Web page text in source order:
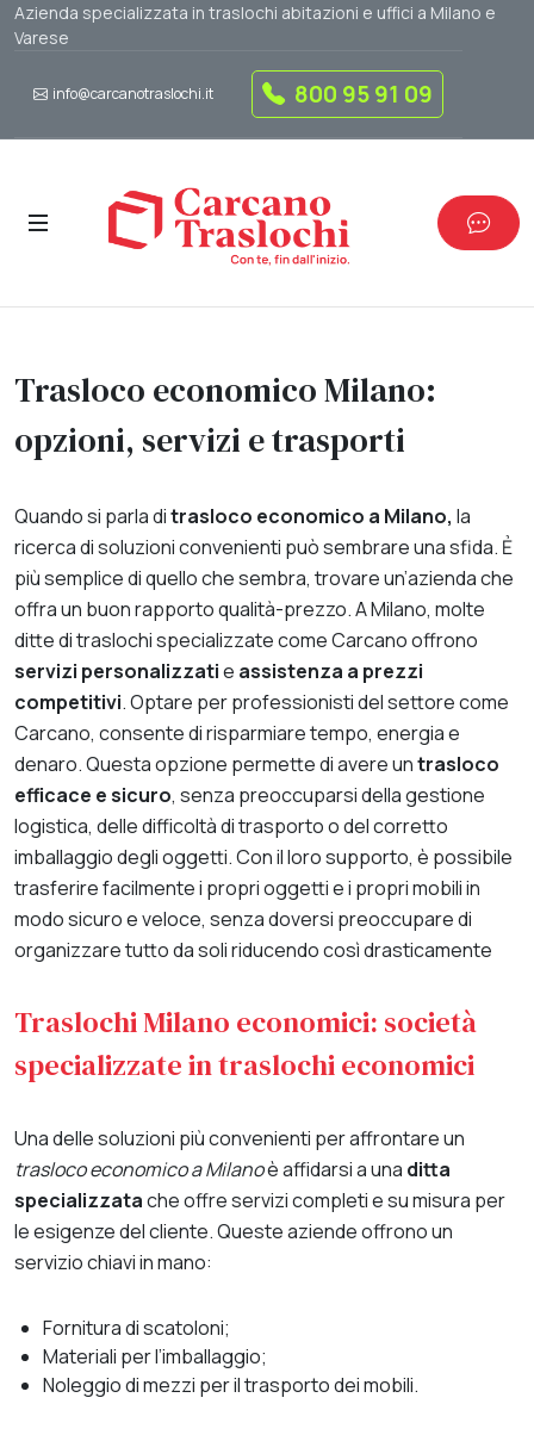
Azienda specializzata in traslochi abitazioni e uffici a Milano e
Varese
info@carcanotraslochi.it 800 95 91 09
Trasloco economico Milano:
opzioni, servizi e trasporti
Quando si parla ditrasloco economico a Milano, la
ricerca di soluzioni convenienti può sembrare una sfida. Ẻ
più semplice di quello che sembra, trovare un’azienda che
offra un buon rapporto qualità-prezzo. A Milano, molte
ditte di traslochi specializzate come Carcano offrono
servizi personalizzatie assistenza a prezzi
competitivi. Optare per professionisti del settore come
Carcano, consente di risparmiare tempo, energia e
denaro. Questa opzione permette di avere untrasloco
efficace e sicuro, senza preoccuparsi della gestione
logistica, delle difficoltà di trasporto o del corretto
imballaggio degli oggetti.Con il loro supporto, è possibile
trasferire facilmente i propri oggetti e i propri mobili in
modo sicuro e veloce, senza doversi preoccupare di
organizzare tutto da soli riducendo così drasticamente
Traslochi Milano economici: società
specializzate in traslochi economici
Una delle soluzioni più convenienti per affrontare un
trasloco economico a Milanoè affidarsi a una ditta
specializzatache offre servizi completi e su misura per
le esigenze del cliente. Queste aziende offrono un
servizio chiavi in mano:
Fornitura di scatoloni;
Materiali per l’imballaggio;
Noleggio di mezzi per il trasporto dei mobili.